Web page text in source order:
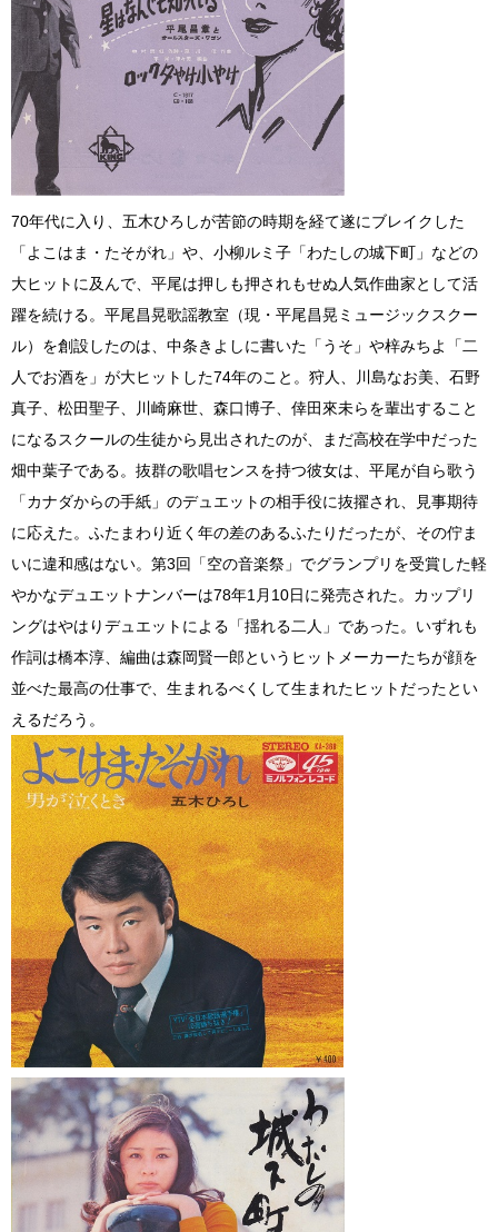
70年代に入り、五木ひろしが苦節の時期を経て遂にブレイクした
「よこはま・たそがれ」や、小柳ルミ子「わたしの城下町」などの
大ヒットに及んで、平尾は押しも押されもせぬ人気作曲家として活
躍を続ける。平尾昌晃歌謡教室（現・平尾昌晃ミュージックスクー
ル）を創設したのは、中条きよしに書いた「うそ」や梓みちよ「二
人でお酒を」が大ヒットした74年のこと。狩人、川島なお美、石野
真子、松田聖子、川崎麻世、森口博子、倖田來未らを輩出すること
になるスクールの生徒から見出されたのが、まだ高校在学中だった
畑中葉子である。抜群の歌唱センスを持つ彼女は、平尾が自ら歌う
「カナダからの手紙」のデュエットの相手役に抜擢され、見事期待
に応えた。ふたまわり近く年の差のあるふたりだったが、その佇ま
いに違和感はない。第3回「空の音楽祭」でグランプリを受賞した軽
やかなデュエットナンバーは78年1月10日に発売された。カップリ
ングはやはりデュエットによる「揺れる二人」であった。いずれも
作詞は橋本淳、編曲は森岡賢一郎というヒットメーカーたちが顔を
並べた最高の仕事で、生まれるべくして生まれたヒットだったとい
えるだろう。